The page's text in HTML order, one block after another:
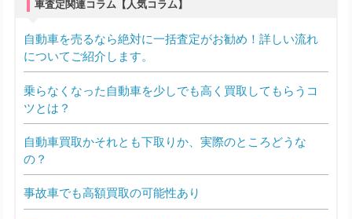
車査定関連コラム【人気コラム】
自動車を売るなら絶対に一括査定がお勧め！詳しい流れ
についてご紹介します。
乗らなくなった自動車を少しでも高く買取してもらうコ
ツとは？
自動車買取かそれとも下取りか、実際のところどうな
の？
事故車でも高額買取の可能性あり